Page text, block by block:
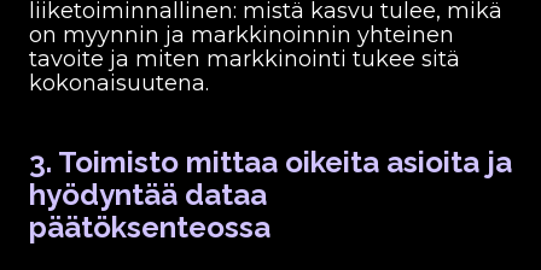
liiketoiminnallinen: mistä kasvu tulee, mikä
on myynnin ja markkinoinnin yhteinen
tavoite ja miten markkinointi tukee sitä
kokonaisuutena.
3. Toimisto mittaa oikeita asioita ja
hyödyntää dataa
päätöksenteossa